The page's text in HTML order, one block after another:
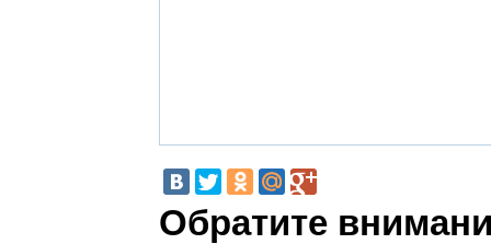
Обратите